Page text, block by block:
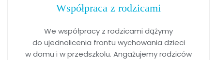
Współpraca z rodzicami
We współpracy z rodzicami dążymy
do ujednolicenia frontu wychowania dzieci
w domu i w przedszkolu. Angażujemy rodziców